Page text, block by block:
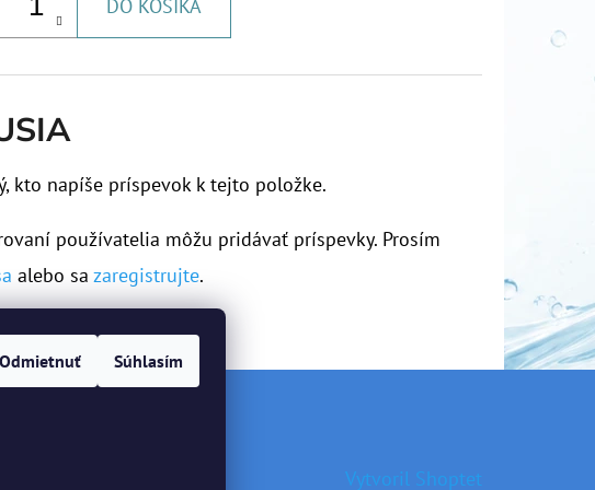
Odmietnuť Súhlasím
DO KOŠÍKA
kto napíše príspevok k tejto položke.
používatelia môžu pridávať príspevky. Prosím
alebo sazaregistrujte.
Vytvoril Shoptet